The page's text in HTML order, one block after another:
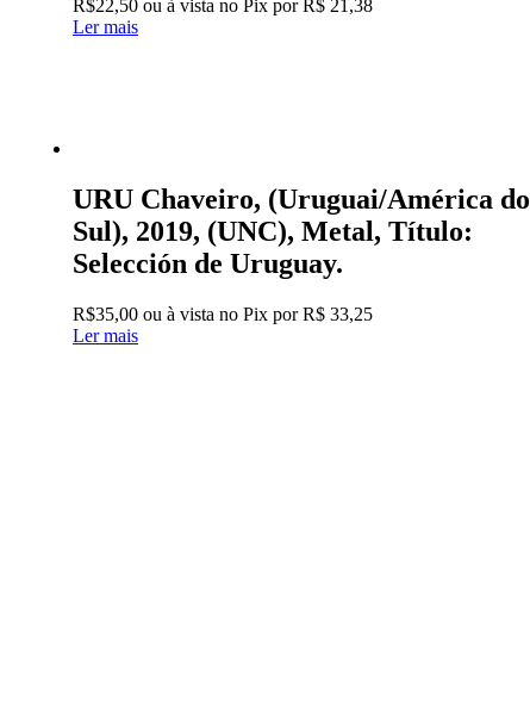
R$22,50 ou à vista no Pix porR$ 21,38
Ler mais
URU Chaveiro, (Uruguai/América do
Sul), 2019, (UNC), Metal, Título:
Selección de Uruguay.
R$35,00 ou à vista no Pix porR$ 33,25
Ler mais